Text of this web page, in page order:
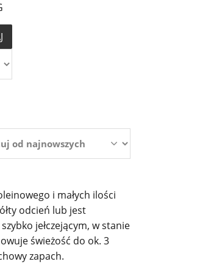
i małych ilości
odcień lub jest
jełczejącym, w stanie
świeżość do ok. 3
zapach.